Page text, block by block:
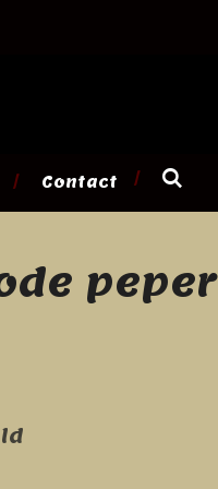
Contact
peper